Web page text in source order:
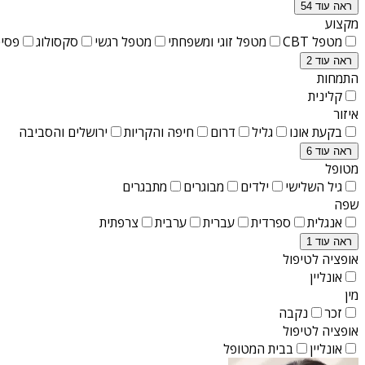
ראה עוד 54
מקצוע
מטפל CBT
מטפל זוגי ומשפחתי מטפל רגשי סקסולוג
ראה עוד 2
התמחות
קלינית
איזור
בקעת אונו
גליל דרום חיפה והקריות ירושלים והסביבה
ראה עוד 6
מטופל
גיל השלישי
ילדים מבוגרים
מתבגרים
שפה
אנגלית
ספרדית עברית ערבית צרפתית
ראה עוד 1
אופציה לטיפול
אונליין
מין
זכר
נקבה
אופציה לטיפול
אונליין
בבית המטופל